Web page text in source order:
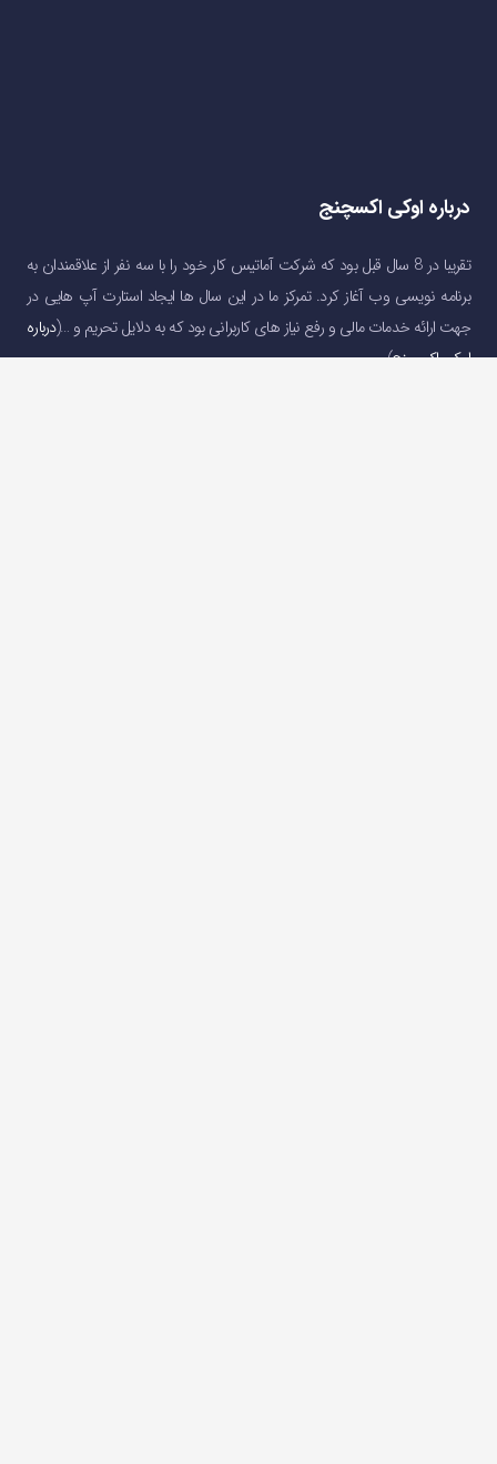
درباره اوکی اکسچنج
تقریبا در 8 سال قبل بود که شرکت آماتیس کار خود را با سه نفر از علاقمندان به
برنامه نویسی وب آغاز کرد. تمرکز ما در این سال ها ایجاد استارت آپ هایی در
جهت ارائه خدمات مالی و رفع نیاز های کاربرانی بود که به دلایل تحریم و …(درباره
اوکی اکسچنج)